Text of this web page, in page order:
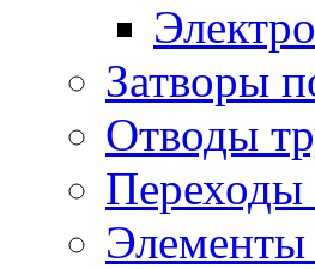
Затворы
Отводы
Переходы
Элементы